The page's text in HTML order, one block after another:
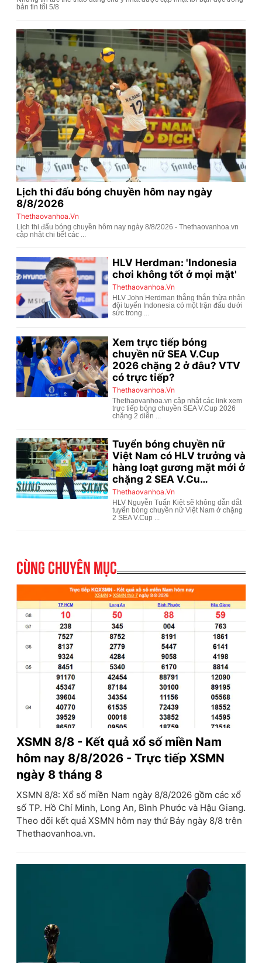
Cùng chuyên mục
XSMN 8/8 - Kết quả xổ số miền Nam
hôm nay 8/8/2026 - Trực tiếp XSMN
ngày 8 tháng 8
XSMN 8/8: Xổ số miền Nam ngày 8/8/2026 gồm các xổ
số TP. Hồ Chí Minh, Long An, Bình Phước và Hậu Giang.
Theo dõi kết quả XSMN hôm nay thứ Bảy ngày 8/8 trên
Thethaovanhoa.vn.